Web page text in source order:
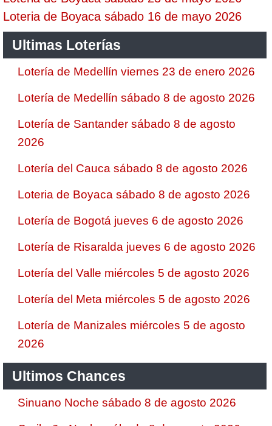
Loteria de Boyaca sábado 16 de mayo 2026
Ultimas Loterías
Lotería de Medellín viernes 23 de enero 2026
Lotería de Medellín sábado 8 de agosto 2026
Lotería de Santander sábado 8 de agosto
2026
Lotería del Cauca sábado 8 de agosto 2026
Loteria de Boyaca sábado 8 de agosto 2026
Lotería de Bogotá jueves 6 de agosto 2026
Lotería de Risaralda jueves 6 de agosto 2026
Lotería del Valle miércoles 5 de agosto 2026
Lotería del Meta miércoles 5 de agosto 2026
Lotería de Manizales miércoles 5 de agosto
2026
Ultimos Chances
Sinuano Noche sábado 8 de agosto 2026